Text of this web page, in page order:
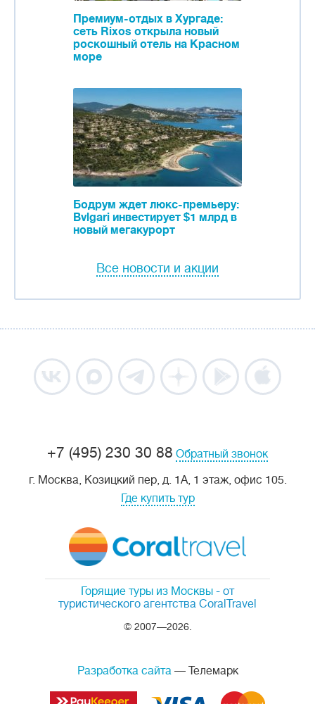
Премиум-отдых в Хургаде:
сеть Rixos открыла новый
роскошный отель на Красном
море
Бодрум ждет люкс-премьеру:
Bvlgari инвестирует $1 млрд в
новый мегакурорт
Все новости и акции
Горящие туры из Москвы - от
туристического агентства CoralTravel
© 2007—2026.
+7 (495) 230 30 88 Обратный звонок
г. Москва, Козицкий пер, д. 1А, 1 этаж, офис 105.
Где купить тур
Разработка сайта— Телемарк